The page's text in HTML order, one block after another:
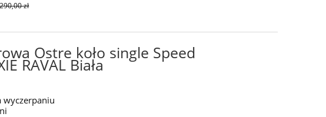
zł
Ostre koło single Speed
RAVAL Biała
wyczerpaniu